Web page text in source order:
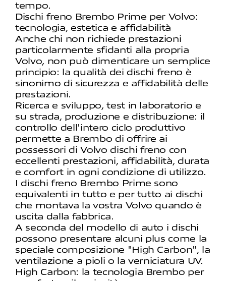
tempo.
Dischi freno Brembo Prime per Volvo:
tecnologia, estetica e affidabilità
Anche chi non richiede prestazioni
particolarmente sfidanti alla propria
Volvo, non può dimenticare un semplice
principio: la qualità dei dischi freno è
sinonimo di sicurezza e affidabilità delle
prestazioni.
Ricerca e sviluppo, test in laboratorio e
su strada, produzione e distribuzione: il
controllo dell'intero ciclo produttivo
permette a Brembo di offrire ai
possessori di Volvo dischi freno con
eccellenti prestazioni, affidabilità, durata
e comfort in ogni condizione di utilizzo.
I dischi freno Brembo Prime sono
equivalenti in tutto e per tutto ai dischi
che montava la vostra Volvo quando è
uscita dalla fabbrica.
A seconda del modello di auto i dischi
possono presentare alcuni plus come la
speciale composizione "High Carbon", la
ventilazione a pioli o la verniciatura UV.
High Carbon: la tecnologia Brembo per